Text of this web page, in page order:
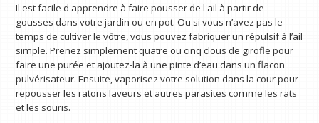
Il est facile d'apprendre à faire pousser de l'ail à partir de
gousses dans votre jardin ou en pot. Ou si vous n’avez pas le
temps de cultiver le vôtre, vous pouvez fabriquer un répulsif à l’ail
simple. Prenez simplement quatre ou cinq clous de girofle pour
faire une purée et ajoutez-la à une pinte d’eau dans un flacon
pulvérisateur. Ensuite, vaporisez votre solution dans la cour pour
repousser les ratons laveurs et autres parasites comme les rats
et les souris.